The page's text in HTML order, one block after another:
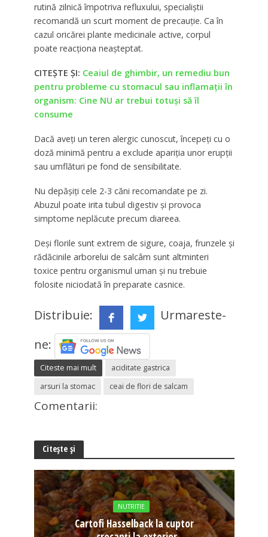
rutină zilnică împotriva refluxului, specialiștii
recomandă un scurt moment de precauție. Ca în
cazul oricărei plante medicinale active, corpul
poate reacționa neașteptat.
CITEȘTE ȘI: Ceaiul de ghimbir, un remediu bun
pentru probleme cu stomacul sau inflamații în
organism: Cine NU ar trebui totuși să îl
consume
Dacă aveți un teren alergic cunoscut, începeți cu o
doză minimă pentru a exclude apariția unor erupții
sau umflături pe fond de sensibilitate.
Nu depășiți cele 2-3 căni recomandate pe zi.
Abuzul poate irita tubul digestiv și provoca
simptome neplăcute precum diareea.
Deși florile sunt extrem de sigure, coaja, frunzele și
rădăcinile arborelui de salcâm sunt altminteri
toxice pentru organismul uman și nu trebuie
folosite niciodată în preparate casnice.
Distribuie:
Urmareste-
ne:
Citeste mai mult
aciditate gastrica
arsuri la stomac
ceai de flori de salcam
Comentarii:
Citește și
NUTRITIE
Cartofi Hasselback la cuptor